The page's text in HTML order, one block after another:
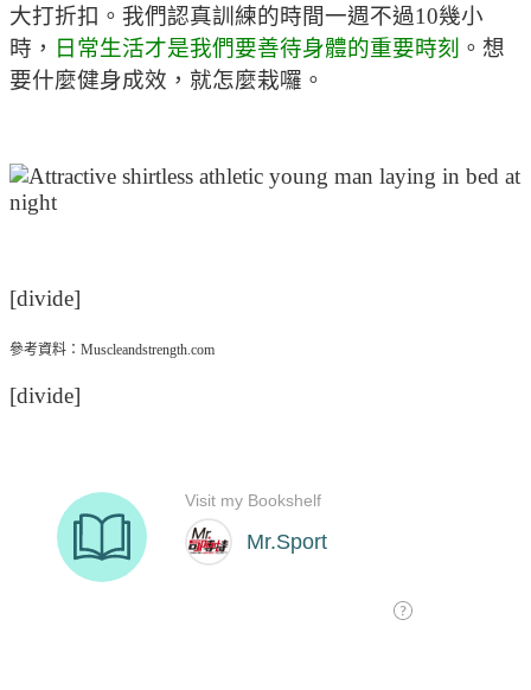
大打折扣。我們認真訓練的時間一週不過10幾小
時， 日常生活才是我們要善待身體的重要時刻 。想
要什麼健身成效，就怎麼栽囉。
[divide]
參考資料：Muscleandstrength.com
[divide]